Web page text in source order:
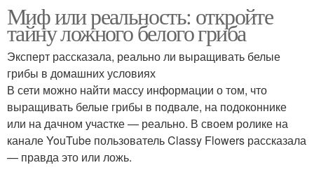
Миф или реальность: откройте
тайну ложного белого гриба
Эксперт рассказала, реально ли выращивать белые
грибы в домашних условиях
В сети можно найти массу информации о том, что
выращивать белые грибы в подвале, на подоконнике
или на дачном участке — реально. В своем ролике на
канале YouTube пользователь Classy Flowers рассказала
— правда это или ложь.